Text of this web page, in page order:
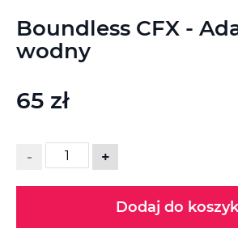
Boundless CFX -
wodny
65 zł
- +
Dodaj do
na
początek
galerii